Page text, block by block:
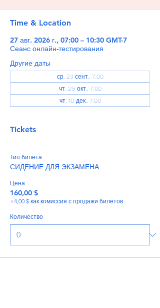
Time & Location
27 авг. 2026 г., 07:00 – 10:30 GMT-7
Сеанс онлайн-тестирования
Другие даты
ср, 23 сент., 7:00
чт, 29 окт., 7:00
чт, 10 дек., 7:00
Tickets
Тип билета
СИДЕНИЕ ДЛЯ ЭКЗАМЕНА
Цена
160,00 $
+4,00 $ как комиссия с продажи билетов
Количество